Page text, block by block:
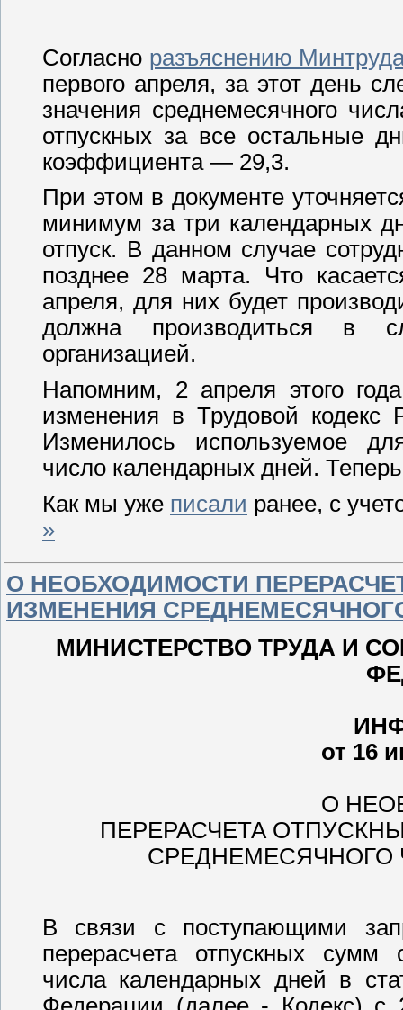
Согласно разъяснению
первого апреля, за этот день
значения среднемесячного
отпускных за все остальные
коэффициента — 29,3.
При этом в документе
минимум за три календарных
отпуск. В данном случае
позднее 28 марта. Что
апреля, для них будет
должна производиться в
организацией.
Напомним, 2 апреля этого
изменения в Трудовой
Изменилось используемое
число календарных дней.
Как мы уже писали ранее, с
»
О НЕОБХОДИМОСТИ
ИЗМЕНЕНИЯ
МИНИСТЕРСТВО ТРУДА И
от 16
О
ПЕРЕРАСЧЕТА
СРЕДНЕМЕСЯЧНОГО
В связи с поступающими
перерасчета отпускных сумм
числа календарных дней в